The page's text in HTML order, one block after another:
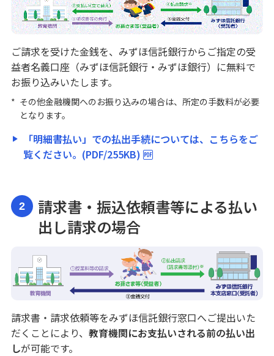
確認事例1 領収書でお支払いの場合
確認事例2 振り込みの場合
確認事例3 口座引落しの場合
確認事例4 クレジットカードの場合
確認事例5 月謝袋の場合
よくあるご質問（Q&A）
結婚・子育て支援信託（希望の贈りもの）
家族信託（安心の贈りもの）
暦年贈与型信託（想いの贈りもの）
ご請求を受けた金銭を、みずほ信託銀行からご指定の受
益者名義口座（みずほ信託銀行・みずほ銀行）に無料で
お振り込みいたします。
* その他金融機関へのお振り込みの場合は、所定の手数料が必要
となります。
「明細書払い」での払出手続については、こちらをご
覧ください。(PDF/255KB)
2
請求書・振込依頼書等による払い
出し請求の場合
請求書・請求依頼等をみずほ信託銀行窓口へご提出いた
だくことにより、 教育機関にお支払いされる前の払い出
しが可能です。